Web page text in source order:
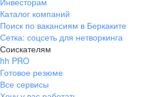
Каталог компаний
Поиск по вакансиям в Беркаките
Сетка: соцсеть для нетворкинга
Соискателям
hh PRO
Готовое резюме
Все сервисы